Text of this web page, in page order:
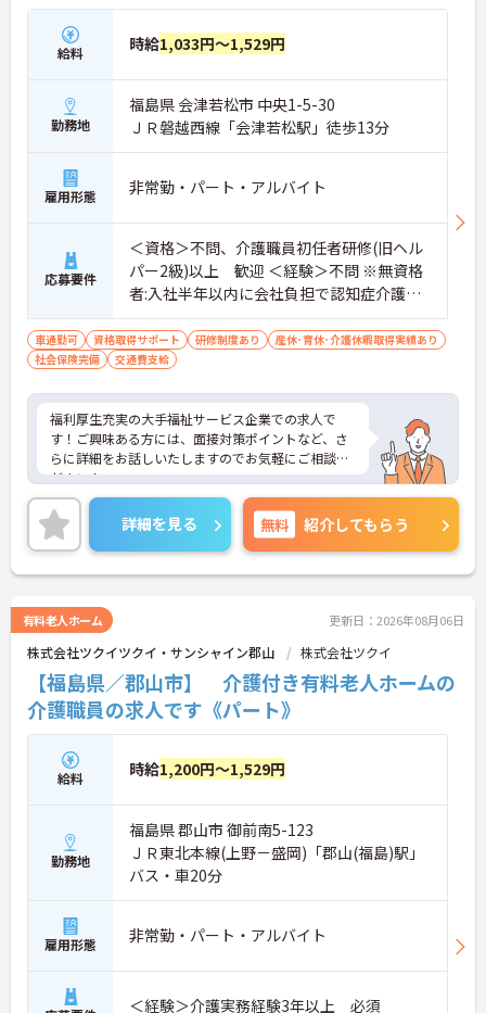
給料 時給1,033円～1,529円
勤務地
福島県 会津若松市 中央1-5-30
ＪＲ磐越西線「会津若松駅」徒歩13分
雇用形態 非常勤・パート・アルバイト
応募要件
＜資格＞不問、介護職員初任者研修(旧ヘル
パー2級)以上 歓迎 ＜経験＞不問 ※無資格
者:入社半年以内に会社負担で認知症介護基
礎研修受講
車通勤可 資格取得サポート 研修制度あり
産休･育休･介護休暇取得実績あり
社会保険完備
交通費支給
福利厚生充実の大手福祉サービス企業での求人で
す！ご興味ある方には、面接対策ポイントなど、さ
らに詳細をお話しいたしますのでお気軽にご相談く
ださい！
詳細を見る 無料 紹介してもらう
有料老人ホーム 更新日：2026年08月06日
株式会社ツクイツクイ・サンシャイン郡山 株式会社ツクイ
【福島県／郡山市】 介護付き有料老人ホームの
介護職員の求人です《パート》
給料 時給1,200円～1,529円
勤務地
福島県 郡山市 御前南5-123
ＪＲ東北本線(上野－盛岡)「郡山(福島)駅」
バス・車20分
雇用形態 非常勤・パート・アルバイト
＜経験＞介護実務経験3年以上 必須